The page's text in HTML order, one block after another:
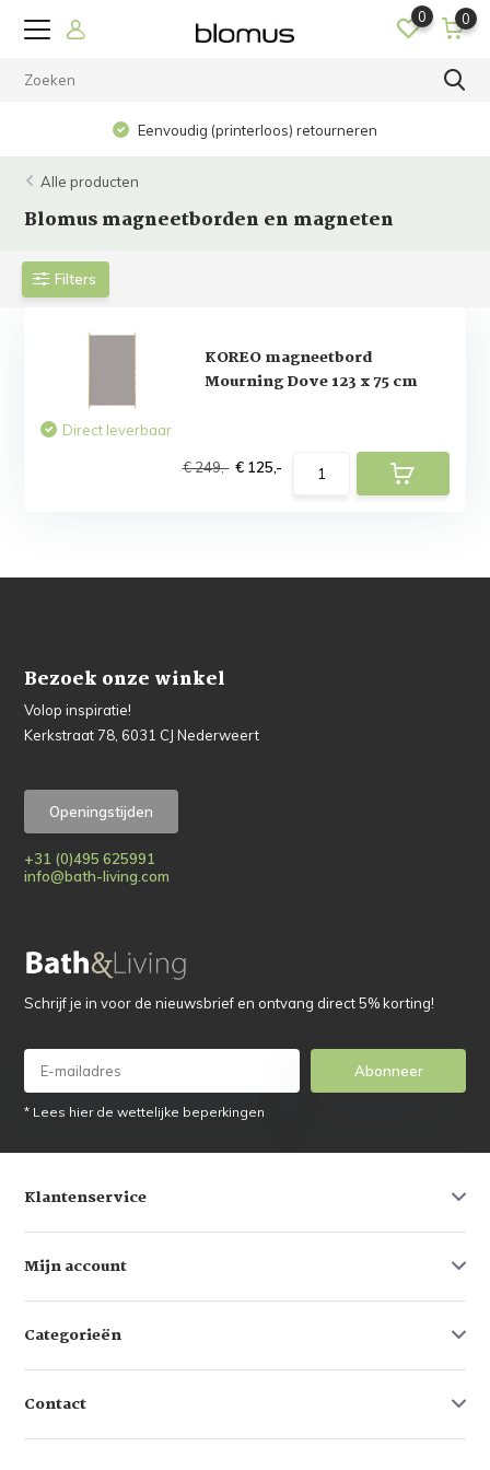
0 0
Eenvoudig (printerloos) retourneren
Alle producten
Blomus magneetborden en magneten
Filters
KOREO magneetbord
Mourning Dove 123 x 75 cm
Direct leverbaar
€ 249,- € 125,-
Bezoek onze winkel
Volop inspiratie!
Kerkstraat 78, 6031 CJ Nederweert
Openingstijden
+31 (0)495 625991
info@bath-living.com
Schrijf je in voor de nieuwsbrief en ontvang direct 5% korting!
Abonneer
* Lees hier de wettelijke beperkingen
Klantenservice
Mijn account
Categorieën
Contact